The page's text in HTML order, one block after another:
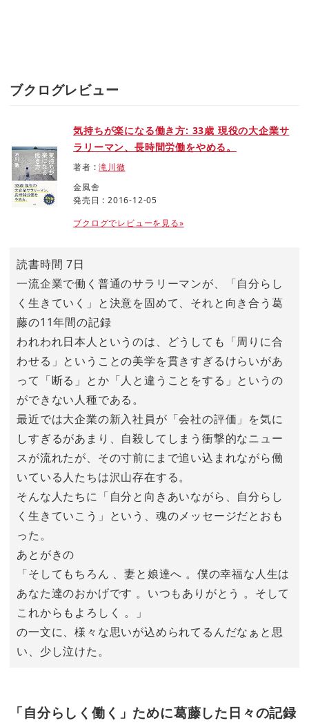
ブクログレビュー
気持ちが楽になる働き方: 33歳 現役の大企業サ
ラリーマン、長時間労働をやめる。
著者 :滝川徹
金風舎
発売日 : 2016-12-05
ブクログでレビューを見る»
読書時間 7日
一流企業で働く普通のサラリーマンが、「自分らし
く生きていく」と決意を固めて、それと向き合う葛
藤の11年間の記録
われわれ日本人というのは、どうしても「周りに合
わせる」ということの美学を貫きすぎるけらいがあ
って「断る」とか「人と違うことをする」というの
ができない人種である。
最近では大企業の新入社員が「会社の評価」を気に
しすぎるがあまり、自殺してしまう衝撃的なニュー
スが流れたが、その寸前にまで追い込まれながら働
いている人たちは沢山存在する。
そんな人たちに「自分と向きあいながら、自分らし
く生きていこう」という、魂のメッセージだとおも
った。
あとがきの
「そしてもちろん 、妻と娘達へ 。僕の幸福な人生は
あなた達のおかげです 。いつもありがとう 。そして
これからもよろしく 。」
の一文に、様々な思いが込められてるんだなぁと思
い、少し泣けた。
「自分らしく働く」ために葛藤した日々の記録